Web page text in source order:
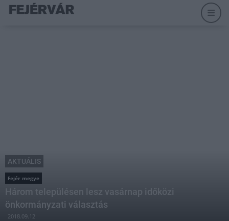
AKTUÁLIS
Fejér megye
Három településen lesz vasárnap időközi
önkormányzati választás
2018.09.12